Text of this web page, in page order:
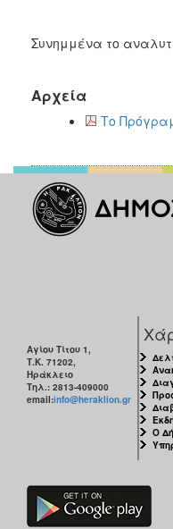
Συνημμένα το
Αρχεία
Το
Αγίου Τίτου 1,
Τ.Κ. 71202,
Ηράκλειο
Τηλ.: 2813-409000
email:info@heraklion.gr
Ο